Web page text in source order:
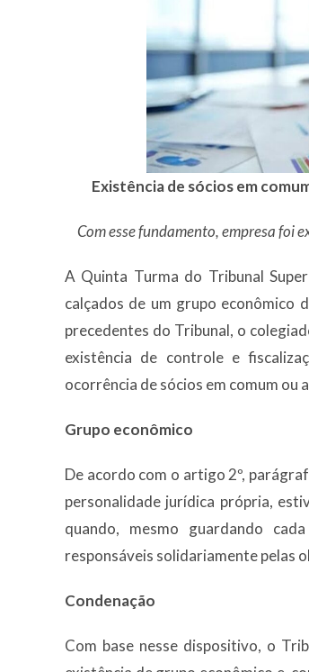
Existência de sócios em
Com esse fundamento, empresa foi
A Quinta Turma do Tribunal
calçados de um grupo econômico
precedentes do Tribunal, o
existência de controle e
ocorrência de sócios em comum ou
Grupo econômico
De acordo com o artigo 2º,
personalidade jurídica própria,
quando, mesmo guardando
responsáveis solidariamente pelas
Condenação
Com base nesse dispositivo, o